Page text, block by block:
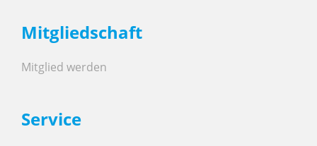
Mitgliedschaft
Mitglied werden
Service